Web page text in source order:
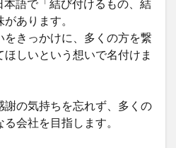
本語で「結び付けるもの、結
あります。
をきっかけに、多くの方を繋
しいという想いで名付けま
謝の気持ちを忘れず、多くの
会社を目指します。